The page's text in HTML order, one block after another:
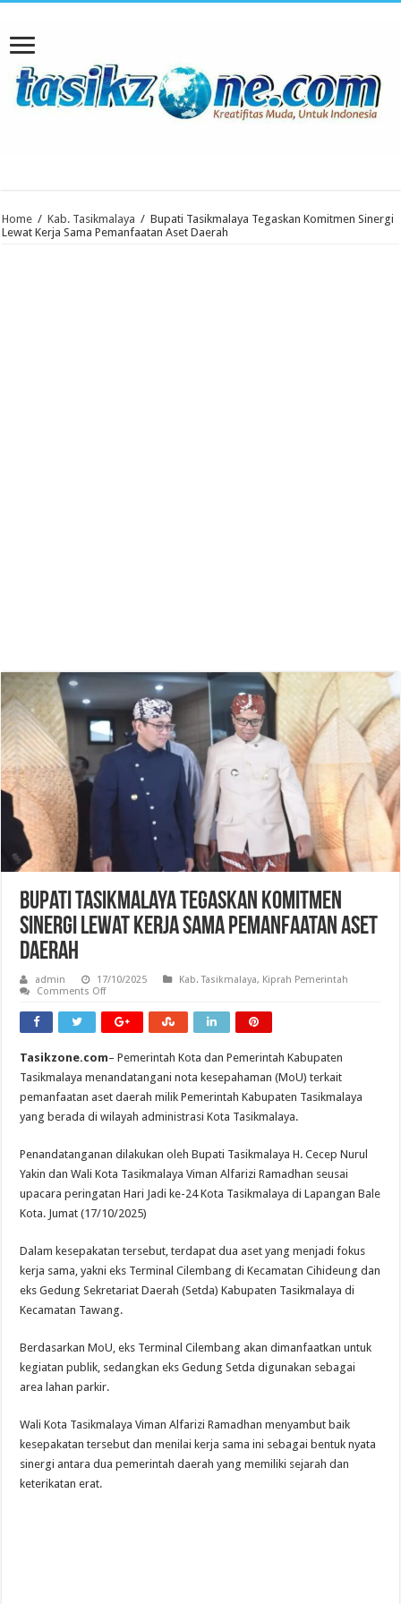
Home / Kab. Tasikmalaya / Bupati Tasikmalaya Tegaskan Komitmen Sinergi
Lewat Kerja Sama Pemanfaatan Aset Daerah
Bupati Tasikmalaya Tegaskan Komitmen
Sinergi Lewat Kerja Sama Pemanfaatan Aset
Daerah
admin 17/10/2025 Kab. Tasikmalaya, Kiprah Pemerintah
Comments Offon
Tasikmalaya
Tegaskan
Lewat
Kerja
Sama
Pemanfaatan
Daerah
Tasikzone.com– Pemerintah Kota dan Pemerintah Kabupaten
Tasikmalaya menandatangani nota kesepahaman (MoU) terkait
pemanfaatan aset daerah milik Pemerintah Kabupaten Tasikmalaya
yang berada di wilayah administrasi Kota Tasikmalaya.
Penandatanganan dilakukan oleh Bupati Tasikmalaya H. Cecep Nurul
Yakin dan Wali Kota Tasikmalaya Viman Alfarizi Ramadhan seusai
upacara peringatan Hari Jadi ke-24 Kota Tasikmalaya di Lapangan Bale
Kota. Jumat (17/10/2025)
Dalam kesepakatan tersebut, terdapat dua aset yang menjadi fokus
kerja sama, yakni eks Terminal Cilembang di Kecamatan Cihideung dan
eks Gedung Sekretariat Daerah (Setda) Kabupaten Tasikmalaya di
Kecamatan Tawang.
Berdasarkan MoU, eks Terminal Cilembang akan dimanfaatkan untuk
kegiatan publik, sedangkan eks Gedung Setda digunakan sebagai
area lahan parkir.
Wali Kota Tasikmalaya Viman Alfarizi Ramadhan menyambut baik
kesepakatan tersebut dan menilai kerja sama ini sebagai bentuk nyata
sinergi antara dua pemerintah daerah yang memiliki sejarah dan
keterikatan erat.